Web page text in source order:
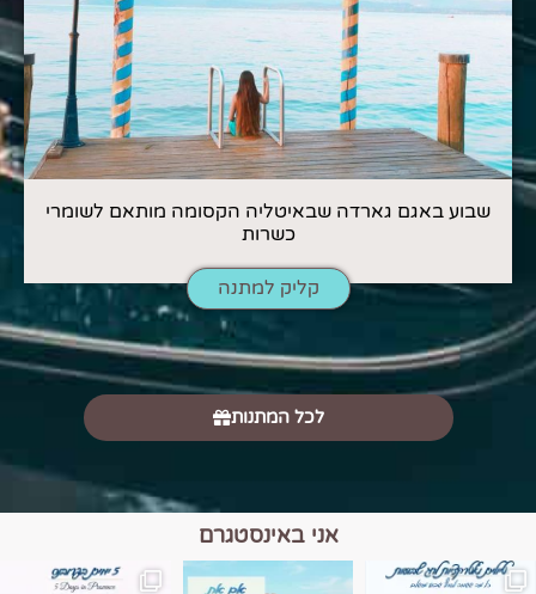
שבוע באגם גארדה שבאיטליה הקסומה מותאם לשומרי
כשרות
קליק למתנה
לכל המתנות
אני באינסטגרם
הם הגבול 💙🩵